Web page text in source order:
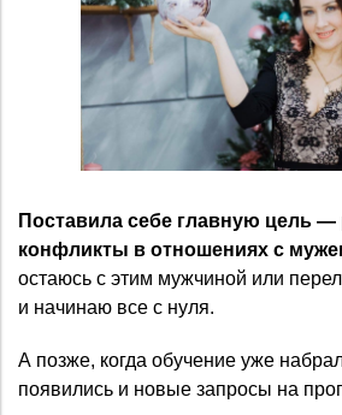
Поставила себе главную цель —
конфликты в отношениях с
остаюсь с этим мужчиной или
и начинаю все с нуля.
А позже, когда обучение уже
появились и новые запросы на